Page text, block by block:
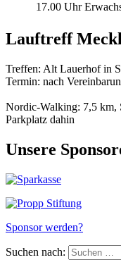
17.00 Uhr
Lauftreff
Treffen: Alt Lauerhof in
Termin: nach
Nordic-Walking: 7,5 km,
Parkplatz dahin
Unsere
Sponsor werden?
Suchen nach: